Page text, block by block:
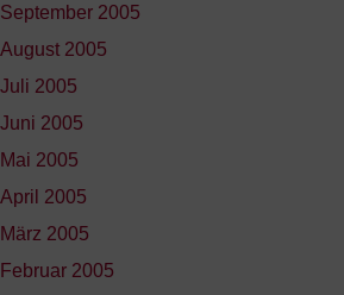
September 2005
August 2005
Juli 2005
Juni 2005
Mai 2005
April 2005
März 2005
Februar 2005